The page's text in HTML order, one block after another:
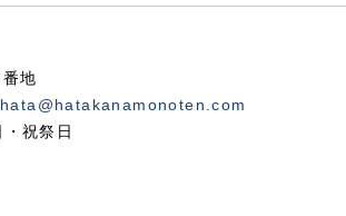
地
祝祭日